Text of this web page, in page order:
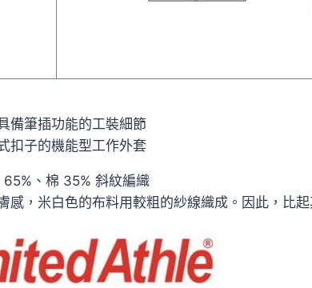
備筆插功能的工裝細節
扣子的機能型工作外套
、棉 35% 斜紋編織
感，米白色的布料用較粗的紗線織成。因此，比